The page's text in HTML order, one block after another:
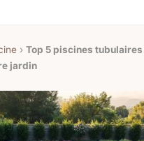
› Top 5 piscines
jardin